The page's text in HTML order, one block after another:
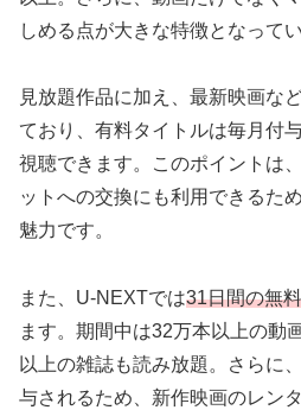
しめる点が大きな特徴となってい
見放題作品に加え、最新映画な
ており、有料タイトルは毎月付
視聴できます。このポイントは
ットへの交換にも利用できるた
魅力です。
また、U-NEXTでは31日間の無
ます。期間中は32万本以上の動
以上の雑誌も読み放題。さらに
与されるため、新作映画のレン